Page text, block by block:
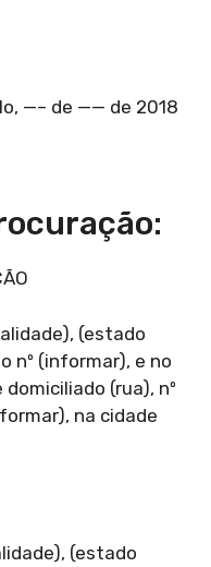
—– de —— de 2018
(estado
nº (informar), e no
(rua), nº
na cidade
(estado